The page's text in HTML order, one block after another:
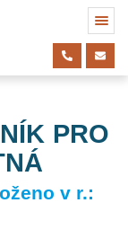
PRO
v r.: